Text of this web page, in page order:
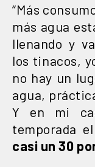
“Más
más agua
llenando y
los tinacos,
no hay un
agua,
Y en mi
temporada
casi un 30